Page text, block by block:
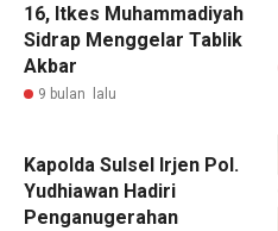
16, Itkes Muhammadiyah
Sidrap Menggelar Tablik
Akbar
9 bulan lalu
Kapolda Sulsel Irjen Pol.
Yudhiawan Hadiri
Penganugerahan